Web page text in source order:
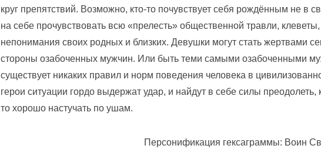
круг препятствий. Возможно, кто-то почувствует себя рождённым не в
на себе прочувствовать всю «прелесть» общественной травли,
непонимания своих родных и близких. Девушки могут стать жертвами
стороны озабоченных мужчин. Или быть теми самыми озабоченными
существует никаких правил и норм поведения человека в
герои ситуации гордо выдержат удар, и найдут в себе силы преодолеть,
то хорошо настучать по ушам.
Персонификация гексаграммы: Воин